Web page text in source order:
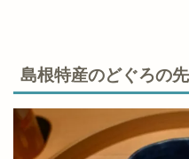
島根特産のどぐろの